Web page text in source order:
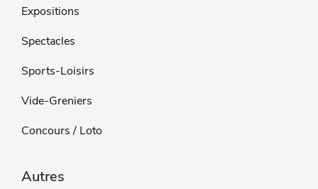
Expositions
Spectacles
Sports-Loisirs
Vide-Greniers
Concours / Loto
Autres